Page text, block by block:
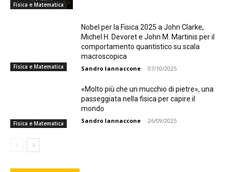
Fisica e Matematica
Fisica e Matematica
Nobel per la Fisica 2025 a John Clarke,
Michel H. Devoret e John M. Martinis per il
comportamento quantistico su scala
macroscopica
Sandro Iannaccone - 07/10/2025
Fisica e Matematica
«Molto più che un mucchio di pietre», una
passeggiata nella fisica per capire il
mondo
Sandro Iannaccone - 26/09/2025